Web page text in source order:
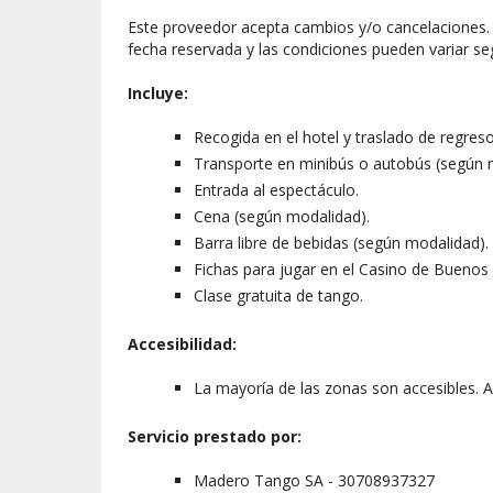
Espectáculo y cena Show VIP + Traslados
Al optar por esta experiencia, disfrutaréis de
compartidas en la parte central del escenario. La
variedades, además de barra libre de bebidas.
Espectáculo y cena Show Black + Traslados
Esta es la opción más exclusiva, que incluye
bebidas, con champagne incluido. Estaréis
BONO PARA EL CASINO
Los mayores de 18 años recibirán un bono de
Buenos Aires.
última opción, se otorgará el bono solo si se
CLASE GRATUITA DE TANGO
Sin importar la opción que elijáis, si hacéis la
Este proveedor acepta cambios y/o
fecha reservada y las condiciones pueden variar
Incluye:
Recogida en el hotel y traslado de
Transporte en minibús o autobús (según
Entrada al espectáculo.
Cena (según modalidad).
Barra libre de bebidas (según modalidad).
Fichas para jugar en el Casino de
Clase gratuita de tango.
Accesibilidad:
La mayoría de las zonas son accesibles.
Servicio prestado por:
Madero Tango SA - 30708937327